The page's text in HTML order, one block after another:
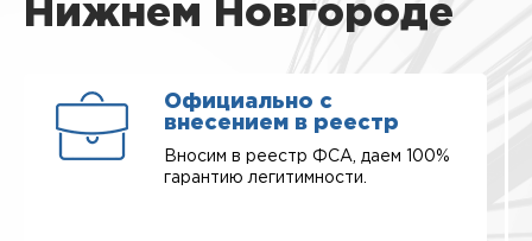
Нижнем Новгороде
Официально с
внесением в реестр
Вносим в реестр ФСА, даем 100%
гарантию легитимности.